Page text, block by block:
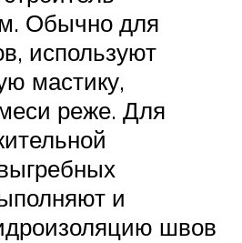
Обычно для
используют
мастику,
реже. Для
и
швов